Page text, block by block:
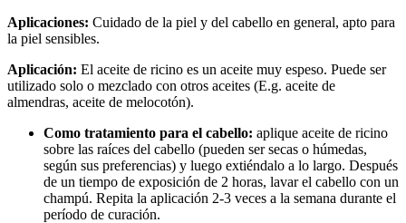
Aplicaciones: Cuidado de la piel y del cabello en general, apto para
la piel sensibles.
Aplicación: El aceite de ricino es un aceite muy espeso. Puede ser
utilizado solo o mezclado con otros aceites (E.g. aceite de
almendras, aceite de melocotón).
Como tratamiento para el cabello: aplique aceite de ricino
sobre las raíces del cabello (pueden ser secas o húmedas,
según sus preferencias) y luego extiéndalo a lo largo. Después
de un tiempo de exposición de 2 horas, lavar el cabello con un
champú. Repita la aplicación 2-3 veces a la semana durante el
período de curación.